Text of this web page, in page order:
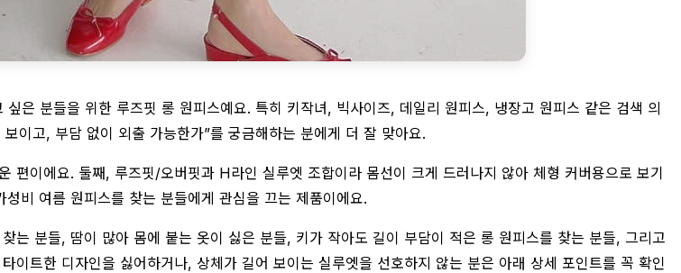
은 분들을 위한 루즈핏 롱 원피스예요. 특히 키작녀, 빅사이즈, 데일리 원피스, 냉장고 원피스 같은 검색 의
이고, 부담 없이 외출 가능한가”를 궁금해하는 분에게 더 잘 맞아요.
이에요. 둘째, 루즈핏/오버핏과 H라인 실루엣 조합이라 몸선이 크게 드러나지 않아 체형 커버용으로 보기
비 여름 원피스를 찾는 분들에게 관심을 끄는 제품이에요.
는 분들, 땀이 많아 몸에 붙는 옷이 싫은 분들, 키가 작아도 길이 부담이 적은 롱 원피스를 찾는 분들, 그리고
이트한 디자인을 싫어하거나, 상체가 길어 보이는 실루엣을 선호하지 않는 분은 아래 상세 포인트를 꼭 확인